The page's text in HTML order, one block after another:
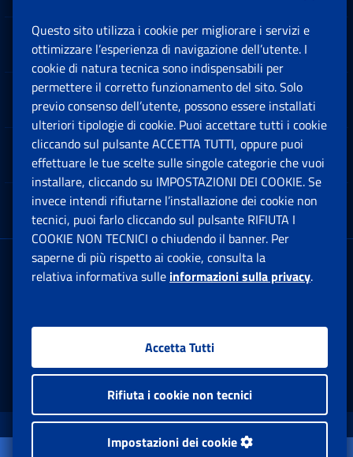
Sedi e Contatti
Software
Note Legali
App mobile
Sede Legale : Via Ciro il Grande, 21
00144 Roma
Facebook: Apre una nuova finestra
Twitter: Apre una nuova finestra
Whatsapp: Apre una nuova
Youtube: Apre una
Instagram:
www.inps.gov.it © 1997-2026
Questo sito utilizza i cookie per migliorare i servizi e
ottimizzare l’esperienza di navigazione dell’utente. I
cookie di natura tecnica sono indispensabili per
permettere il corretto funzionamento del sito. Solo
previo consenso dell’utente, possono essere installati
ulteriori tipologie di cookie. Puoi accettare tutti i cookie
cliccando sul pulsante ACCETTA TUTTI, oppure puoi
effettuare le tue scelte sulle singole categorie che vuoi
installare, cliccando su IMPOSTAZIONI DEI COOKIE. Se
invece intendi rifiutarne l’installazione dei cookie non
tecnici, puoi farlo cliccando sul pulsante RIFIUTA I
COOKIE NON TECNICI o chiudendo il banner. Per
saperne di più rispetto ai cookie, consulta la
relativa informativa sulle informazioni sulla privacy.
Accetta Tutti
Rifiuta i cookie non tecnici
Impostazioni dei cookie